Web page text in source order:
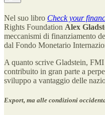
Nel suo libro Check your
Rights Foundation Alex
meccanismi di finanziamento
dal Fondo Monetario
A quanto scrive Gladstein,
contribuito in gran parte a
sviluppo a vantaggio delle
Export, ma alle condizioni